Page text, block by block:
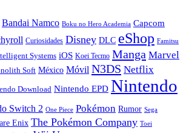
Bandai Namco Boku no Hero Academia Capcom
Curiosidades Disney DLC eShop Famitsu
Systems iOS Koei Tecmo Manga Marvel
Soft México Móvil N3DS Netflix
Download Nintendo EPD Nintendo
Switch 2 One Piece Pokémon Rumor Sega
Enix The Pokémon Company Toei